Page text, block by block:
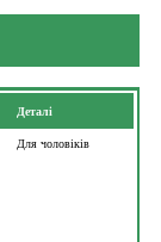
Деталі
Для чоловіків